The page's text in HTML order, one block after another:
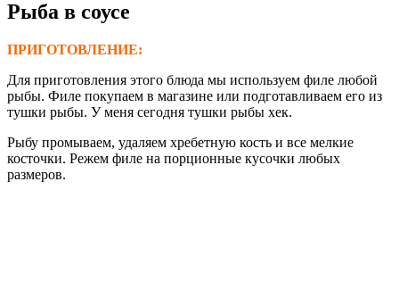
Рыба в соусе
ПРИГОТОВЛЕНИЕ:
Для приготовления этого блюда мы используем филе любой
рыбы. Филе покупаем в магазине или подготавливаем его из
тушки рыбы. У меня сегодня тушки рыбы хек.
Рыбу промываем, удаляем хребетную кость и все мелкие
косточки. Режем филе на порционные кусочки любых
размеров.